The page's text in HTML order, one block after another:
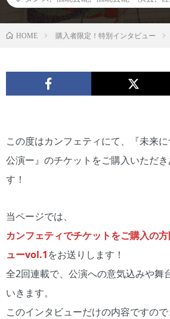
HOME 購入者限定！特別インタビュー
この度はカンフェティにて、『未来
公演ー』のチケットをご購入いただ
す！
当ページでは、
カンフェティでチケットをご購入の
ューvol.1をお送りします！
全2回連載で、公演への意気込みや舞
いきます。
このインタビューだけの内容ですの